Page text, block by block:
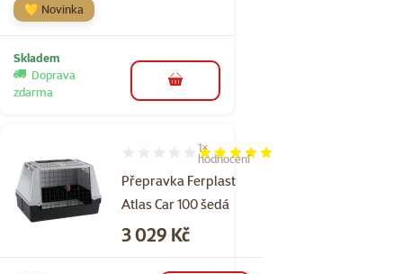
💛 Novinka
Skladem
Doprava
zdarma
do košíku
Přepravka Ferplast
Atlas Car 100 šedá
Hodnocení 100%, počet hodnocení: 1
1×
hodnocení
Cena
3 029 Kč